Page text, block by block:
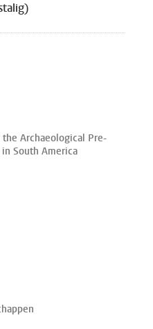
Mastodon
Archaeological Pre-
South America